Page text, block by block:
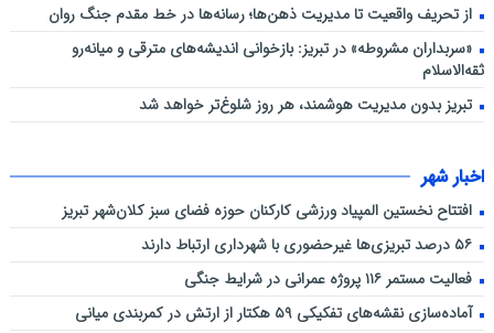
از تحریف واقعیت تا مدیریت ذهن‌ها؛ رسانه‌ها در خط مقدم جنگ روان
«سربداران مشروطه» در تبریز: بازخوانی اندیشه‌های مترقی و میانه‌رو
ثقه‌الاسلام
تبریز بدون مدیریت هوشمند، هر روز شلوغ‌تر خواهد شد
اخبار شهر
افتتاح نخستین المپیاد ورزشی کارکنان حوزه فضای سبز کلان‌شهر تبریز
۵۶ درصد تبریزی‌ها غیرحضوری با شهرداری ارتباط دارند
فعالیت مستمر ۱۱۶ پروژه عمرانی در شرایط جنگی
آماده‌سازی نقشه‌های تفکیکی ۵۹ هکتار از ارتش در کمربندی میانی